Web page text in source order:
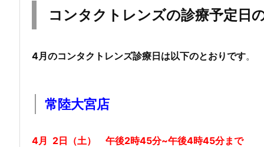
コンタクトレンズの診療予定日
4月のコンタクトレンズ診療日は以下のとおりです。
常陸大宮店
4月 2日（土） 午後2時45分~午後4時45分まで